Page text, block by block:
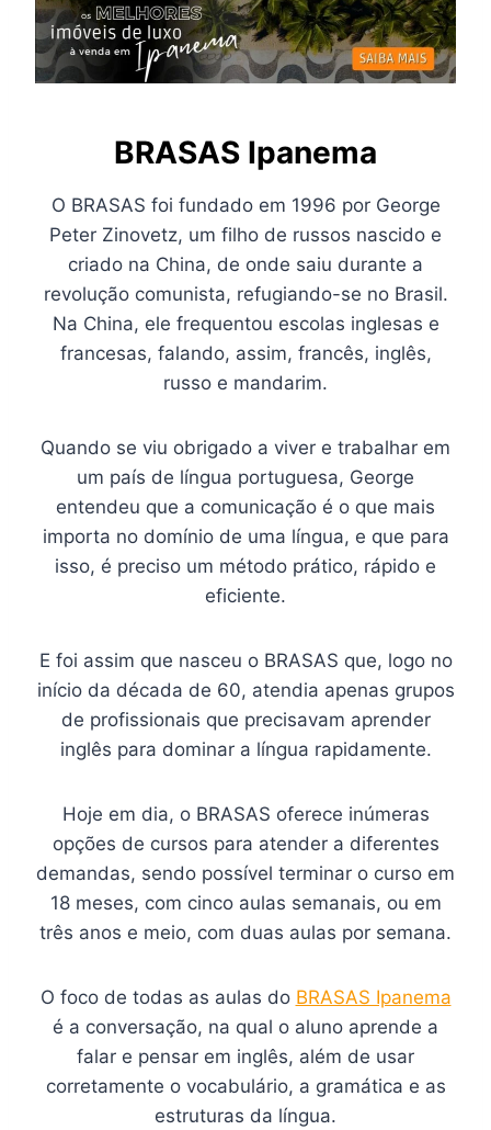
BRASAS Ipanema
O BRASAS foi fundado em 1996 por George
Peter Zinovetz, um filho de russos nascido e
criado na China, de onde saiu durante a
revolução comunista, refugiando-se no Brasil.
Na China, ele frequentou escolas inglesas e
francesas, falando, assim, francês, inglês,
russo e mandarim.
Quando se viu obrigado a viver e trabalhar em
um país de língua portuguesa, George
entendeu que a comunicação é o que mais
importa no domínio de uma língua, e que para
isso, é preciso um método prático, rápido e
eficiente.
E foi assim que nasceu o BRASAS que, logo no
início da década de 60, atendia apenas grupos
de profissionais que precisavam aprender
inglês para dominar a língua rapidamente.
Hoje em dia, o BRASAS oferece inúmeras
opções de cursos para atender a diferentes
demandas, sendo possível terminar o curso em
18 meses, com cinco aulas semanais, ou em
três anos e meio, com duas aulas por semana.
O foco de todas as aulas do BRASAS Ipanema
é a conversação, na qual o aluno aprende a
falar e pensar em inglês, além de usar
corretamente o vocabulário, a gramática e as
estruturas da língua.